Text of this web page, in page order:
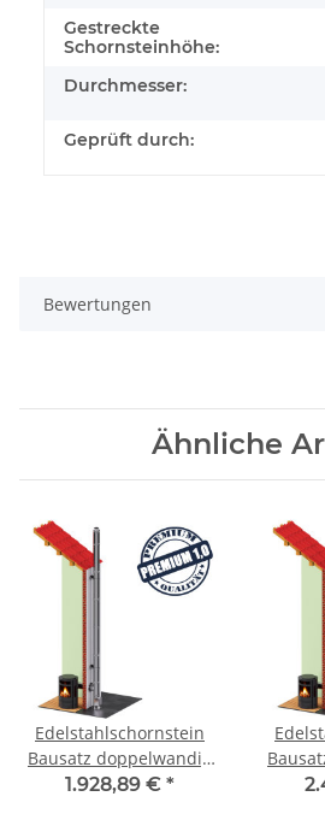
Gestreckte
Schornsteinhöhe:
Durchmesser:
Geprüft durch:
Bewertungen
Ähnliche
Edelstahlschornstein
Bausatz doppelwandig
5,2 m DW 200 - SWPR10
1.928,89 € *
9,7 m